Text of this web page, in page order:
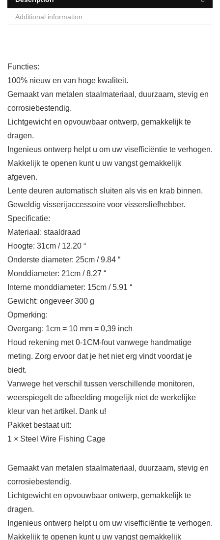
Additional information
Functies:
100% nieuw en van hoge kwaliteit.
Gemaakt van metalen staalmateriaal, duurzaam, stevig en
corrosiebestendig.
Lichtgewicht en opvouwbaar ontwerp, gemakkelijk te
dragen.
Ingenieus ontwerp helpt u om uw visefficiëntie te verhogen.
Makkelijk te openen kunt u uw vangst gemakkelijk
afgeven.
Lente deuren automatisch sluiten als vis en krab binnen.
Geweldig visserijaccessoire voor vissersliefhebber.
Specificatie:
Materiaal: staaldraad
Hoogte: 31cm / 12.20 “
Onderste diameter: 25cm / 9.84 “
Monddiameter: 21cm / 8.27 “
Interne monddiameter: 15cm / 5.91 “
Gewicht: ongeveer 300 g
Opmerking:
Overgang: 1cm = 10 mm = 0,39 inch
Houd rekening met 0-1CM-fout vanwege handmatige
meting. Zorg ervoor dat je het niet erg vindt voordat je
biedt.
Vanwege het verschil tussen verschillende monitoren,
weerspiegelt de afbeelding mogelijk niet de werkelijke
kleur van het artikel. Dank u!
Pakket bestaat uit:
1 × Steel Wire Fishing Cage
Gemaakt van metalen staalmateriaal, duurzaam, stevig en
corrosiebestendig.
Lichtgewicht en opvouwbaar ontwerp, gemakkelijk te
dragen.
Ingenieus ontwerp helpt u om uw visefficiëntie te verhogen.
Makkelijk te openen kunt u uw vangst gemakkelijk